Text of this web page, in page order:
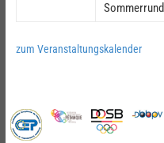
zum Veranstaltungskalender